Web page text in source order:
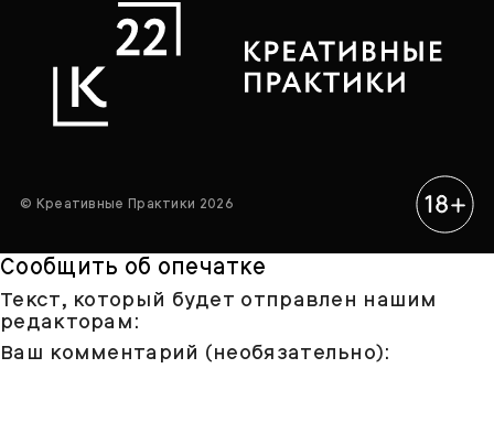
© Креативные Практики 2026
Сообщить об опечатке
Текст, который будет отправлен нашим
редакторам:
Ваш комментарий (необязательно):